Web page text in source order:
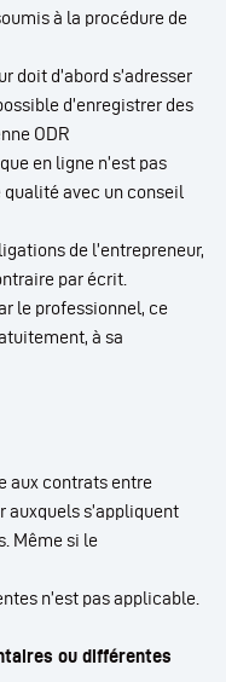
à la procédure de
doit d’abord s’adresser
d’enregistrer des
ODR
en ligne n’est pas
avec un conseil
de l’entrepreneur,
par écrit.
le professionnel, ce
à sa
aux contrats entre
auxquels s’appliquent
Même si le
n’est pas applicable.
ou différentes